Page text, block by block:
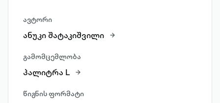
ავტორი
ანუკი შატაკიშვილი
გამომცემლობა
პალიტრა L
წიგნის ფორმატი